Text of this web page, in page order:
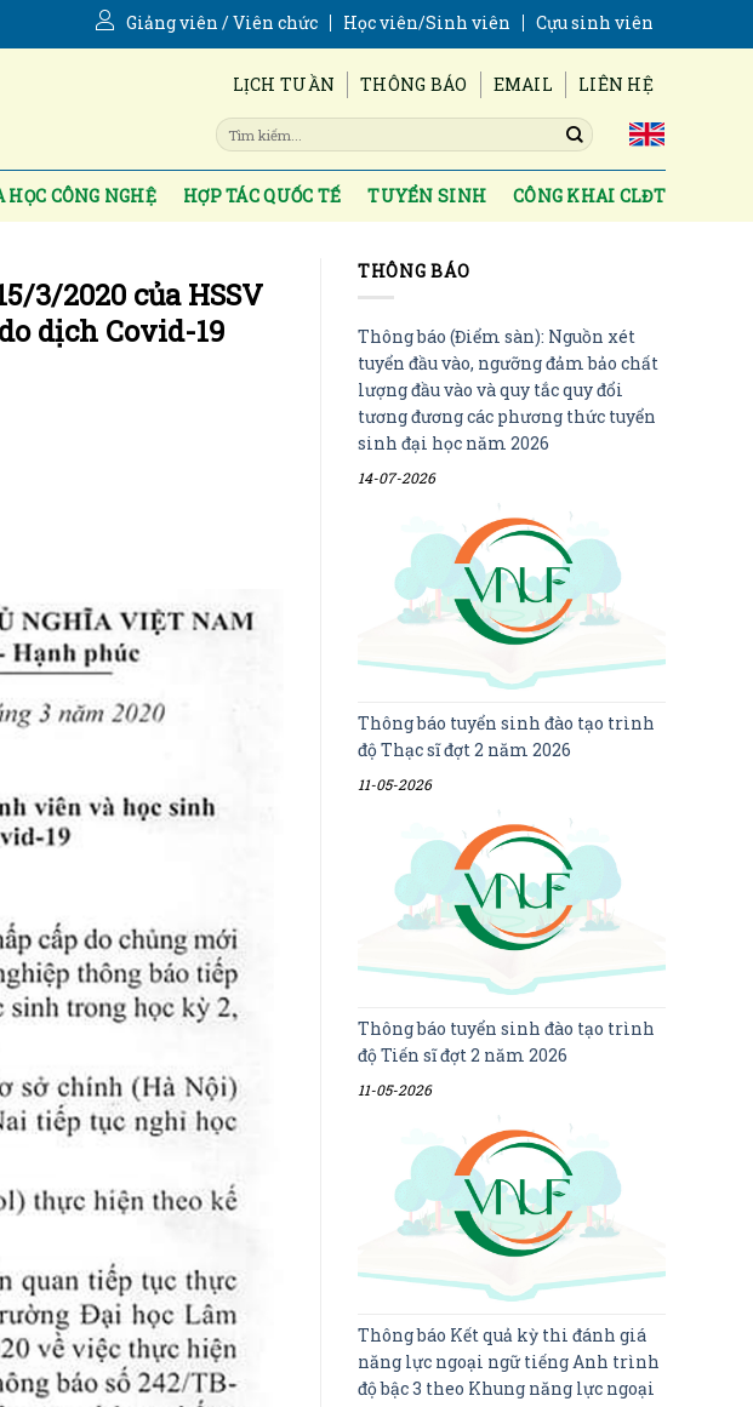
Giảng viên / Viên chức Học viên/Sinh viên Cựu sinh viên
LỊCH TUẦN THÔNG BÁO EMAIL LIÊN HỆ
HỌC CÔNG NGHỆ HỢP TÁC QUỐC TẾ TUYỂN SINH CÔNG KHAI CLĐT
3/2020 của HSSV
dịch Covid-19
THÔNG BÁO
Thông báo (Điểm sàn): Nguồn xét
tuyển đầu vào, ngưỡng đảm bảo chất
lượng đầu vào và quy tắc quy đổi
tương đương các phương thức tuyển
sinh đại học năm 2026
14-07-2026
Thông báo tuyển sinh đào tạo trình
độ Thạc sĩ đợt 2 năm 2026
11-05-2026
Thông báo tuyển sinh đào tạo trình
độ Tiến sĩ đợt 2 năm 2026
11-05-2026
Thông báo Kết quả kỳ thi đánh giá
năng lực ngoại ngữ tiếng Anh trình
độ bậc 3 theo Khung năng lực ngoại